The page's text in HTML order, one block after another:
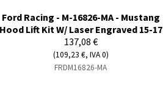
Ford Racing - M-16826-MA - Mustang
Hood Lift Kit W/ Laser Engraved 15-17
137,08 €
(109,23 €, IVA 0)
FRDM16826-MA